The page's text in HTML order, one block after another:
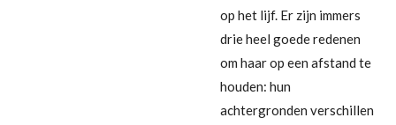
op het lijf. Er zijn immers
drie heel goede redenen
om haar op een afstand te
houden: hun
achtergronden verschillen